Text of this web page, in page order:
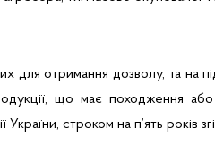
дляотримання дозволу, та нап
, що має походження або
України, строком на п’ять років